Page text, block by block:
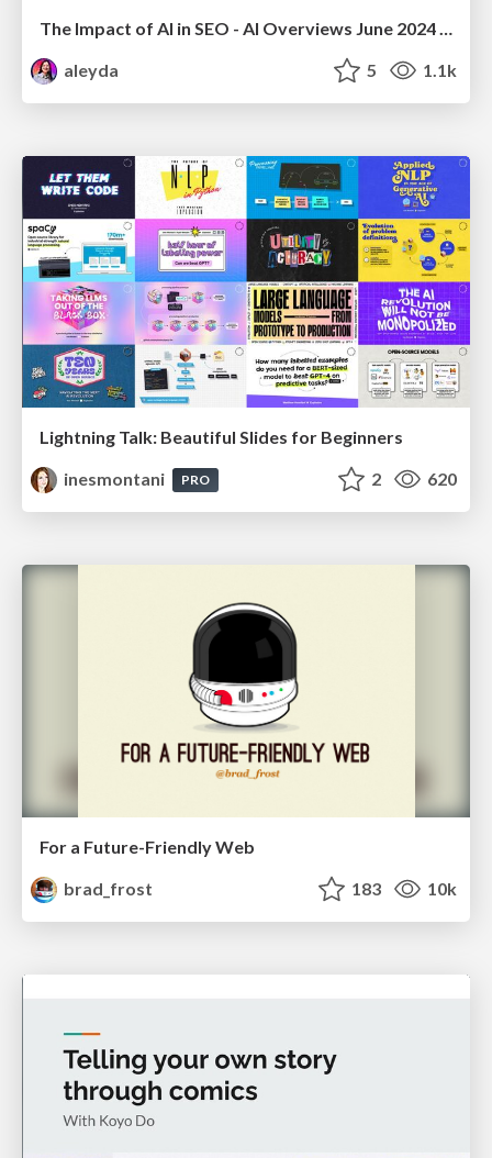
The Impact of AI in SEO - AI Overviews June 2024 Edition
aleyda
5 1.1k
Lightning Talk: Beautiful Slides for Beginners
inesmontani
PRO 2 620
For a Future-Friendly Web
brad_frost
183 10k